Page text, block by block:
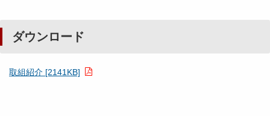
ダウンロード
取組紹介 [2141KB]